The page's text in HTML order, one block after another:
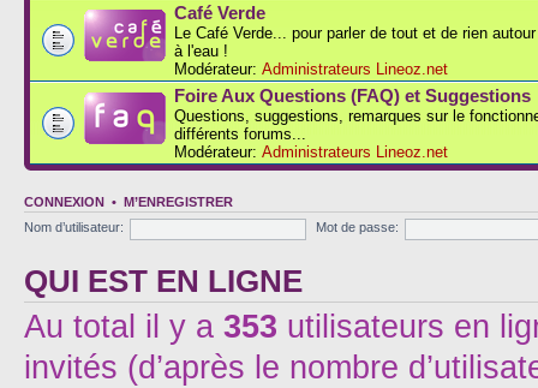
Café Verde
Le Café Verde... pour parler de tout et de rien
à l'eau !
Modérateur: Administrateurs Lineoz.net
Foire Aux Questions (FAQ) et Suggestions
Questions, suggestions, remarques sur le
différents forums...
Modérateur: Administrateurs Lineoz.net
CONNEXION • M’ENREGISTRER
Nom d’utilisateur:
Mot de passe:
QUI EST EN LIGNE
Au total il y a 353 utilisateurs en
invités (d’après le nombre